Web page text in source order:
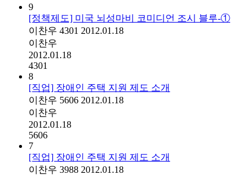
9
[정책제도] 미국 뇌성마비 코미디언 조시 블루-①
이찬우 4301 2012.01.18
이찬우
2012.01.18
4301
8
[직업] 장애인 주택 지원 제도 소개
이찬우 5606 2012.01.18
이찬우
2012.01.18
5606
7
[직업] 장애인 주택 지원 제도 소개
이찬우 3988 2012.01.18